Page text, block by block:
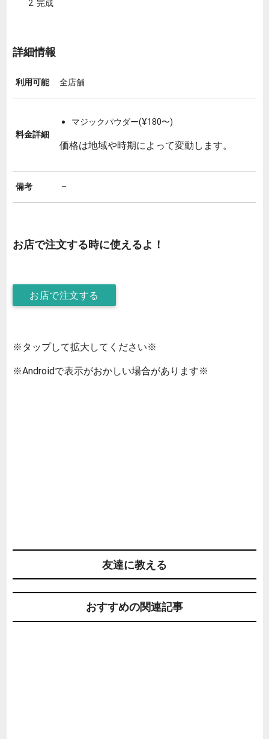
完成
詳細情報
利用可能 全店舗
料金詳細
マジックパウダー(¥180〜)
価格は地域や時期によって変動します。
備考 –
お店で注文する時に使えるよ！
お店で注文する
※タップして拡大してください※
※Androidで表示がおかしい場合があります※
友達に教える
おすすめの関連記事